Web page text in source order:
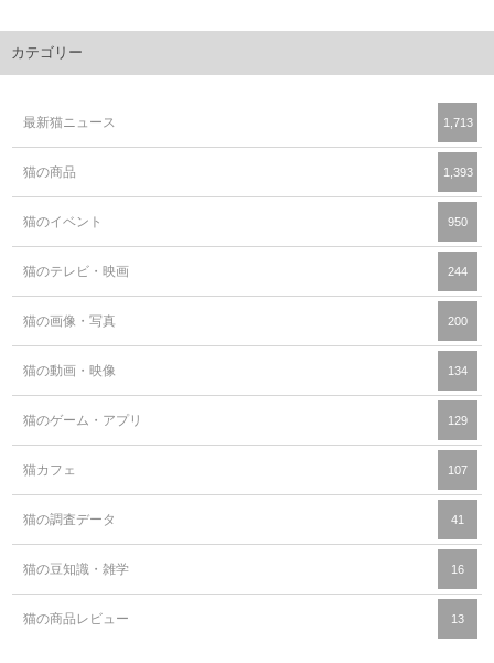
カテゴリー
最新猫ニュース 1,713
猫の商品 1,393
猫のイベント 950
猫のテレビ・映画 244
猫の画像・写真 200
猫の動画・映像 134
猫のゲーム・アプリ 129
猫カフェ 107
猫の調査データ 41
猫の豆知識・雑学 16
猫の商品レビュー 13